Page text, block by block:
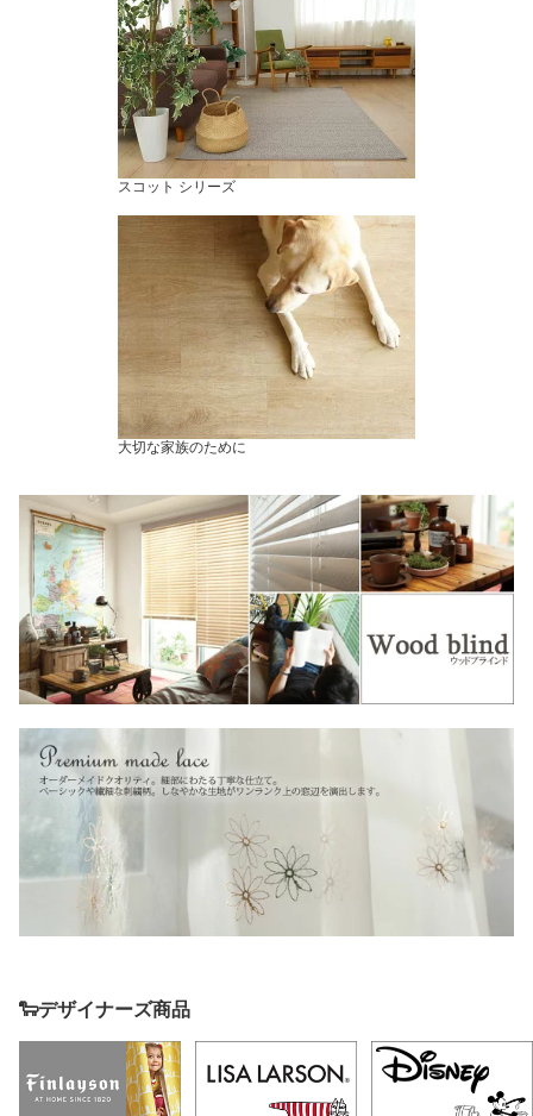
スコット シリーズ
大切な家族のために
🐑デザイナーズ商品